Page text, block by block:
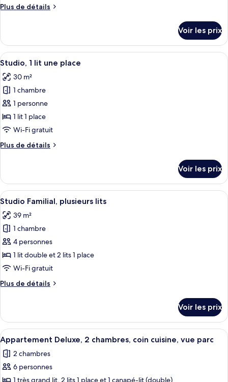
Studio
lits
une
place
Plus de détails
Plus
le
type
de
Studio
Classique,
lits
une
place
Voir les prix
Afficher
toutes
les
photos
pour
ce
type
chambre :
lit
une
place
Une cuisine compacte équipée d’un
2
Studio, 1 lit une place
30 m²
1 chambre
1 personne
1 lit 1 place
Wi-Fi gratuit
Plus de détails
Plus
le
type
de
Studio,
lit
une
place
Voir les prix
Afficher
toutes
les
photos
pour
ce
type
chambre :
plusieurs
lits
Une chambre d’hôtel moderne
4
Studio Familial, plusieurs lits
39 m²
1 chambre
4 personnes
1 lit double et 2 lits 1 place
Wi-Fi gratuit
Plus de détails
Plus
le
type
de
chambre
Studio
Familial,
Voir les prix
Afficher
toutes
les
photos
Une chambre d’hôtel avec deux lits,
1
Appartement Deluxe, 2 chambres, coin cuisine, vue parc
2 chambres
6 personnes
1 très grand lit, 2 lits 1 place et 1 canapé-lit (double)